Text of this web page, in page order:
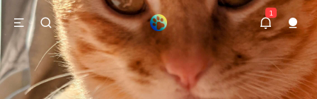
1